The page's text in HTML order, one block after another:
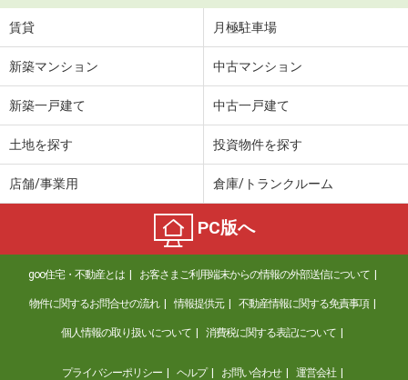
賃貸 月極駐車場
新築マンション 中古マンション
新築一戸建て 中古一戸建て
土地を探す 投資物件を探す
店舗/事業用 倉庫/トランクルーム
PC版へ
goo住宅・不動産とは お客さまご利用端末からの情報の外部送信について
物件に関するお問合せの流れ 情報提供元 不動産情報に関する免責事項
個人情報の取り扱いについて 消費税に関する表記について
プライバシーポリシー ヘルプ お問い合わせ 運営会社